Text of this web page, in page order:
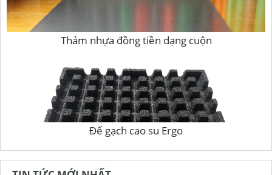
Thảm nhựa đồng tiền dạng cuộn
Đế gạch cao su Ergo